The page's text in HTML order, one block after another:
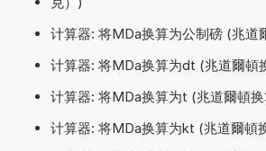
计算器: 将MDa换算为公制磅 (兆道
计算器: 将MDa换算为dt (兆道爾頓
计算器: 将MDa换算为t (兆道爾頓
计算器: 将MDa换算为kt (兆道爾頓